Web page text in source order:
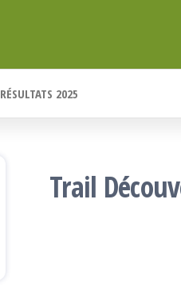
RÉSULTATS 2025
Trail